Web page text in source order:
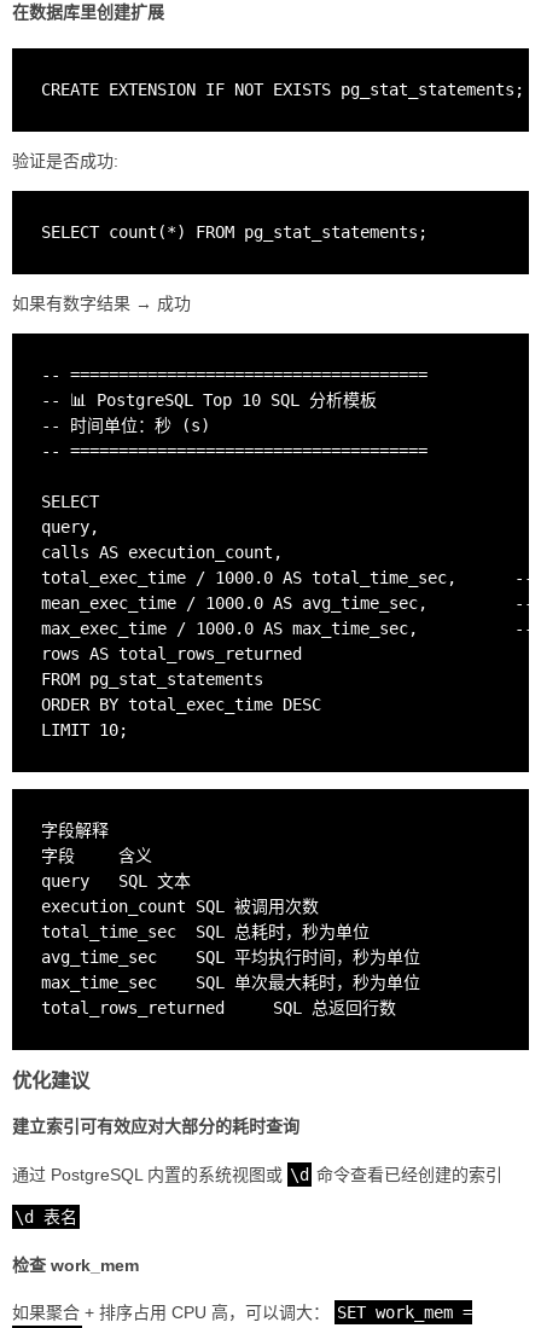
在数据库里创建扩展
验证是否成功:
如果有数字结果 → 成功
-- =====================================
-- 📊 PostgreSQL Top 10 SQL 分析模板
-- 时间单位：秒 (s)
-- =====================================
SELECT
query,
calls AS execution_count,
total_exec_time / 1000.0 AS total_time_sec,      --
mean_exec_time / 1000.0 AS avg_time_sec,         --
max_exec_time / 1000.0 AS max_time_sec,          -- 单
rows AS total_rows_returned
FROM pg_stat_statements
ORDER BY total_exec_time DESC
字段解释
字段	含义
query	SQL 文本
execution_count	SQL 被调用次数
total_time_sec	SQL 总耗时，秒为单位
avg_time_sec	SQL 平均执行时间，秒为单位
max_time_sec	SQL 单次最大耗时，秒为单位
优化建议
建立索引可有效应对大部分的耗时查询
通过 PostgreSQL 内置的系统视图或 \d 命令查看已经创建的索引
\d 表名
检查 work_mem
如果聚合 + 排序占用 CPU 高，可以调大： SET work_mem =